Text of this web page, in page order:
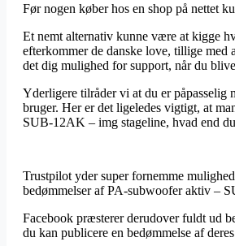
Før nogen køber hos en shop på nettet
Et nemt alternativ kunne være at kigge
efterkommer de danske love, tillige med
det dig mulighed for support, når du
Yderligere tilråder vi at du er påpasselig
bruger. Her er det ligeledes vigtigt, at
SUB-12AK – img stageline, hvad end
Trustpilot yder super fornemme
bedømmelser af PA-subwoofer aktiv –
Facebook præsterer derudover fuldt ud
du kan publicere en bedømmelse af